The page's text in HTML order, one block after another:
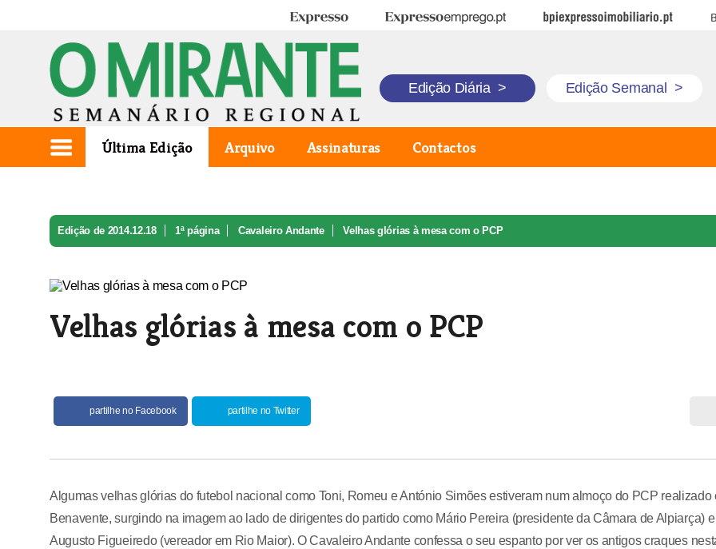
Expresso Expresso Emprego BPI Expresso Imobiliário
Edição Diária > Edição Semanal >
Última Edição Arquivo Assinaturas Contactos
Edição de 2014.12.18 1ª página Cavaleiro Andante Velhas glórias à mesa com o PCP
Velhas glórias à mesa com o PCP
partilhe no Facebook partilhe no Twitter
Algumas velhas glórias do futebol nacional como Toni, Romeu e António Simões estiveram num almoço do PCP realizado
Benavente, surgindo na imagem ao lado de dirigentes do partido como Mário Pereira (presidente da Câmara de Alpiarça) e
Augusto Figueiredo (vereador em Rio Maior). O Cavaleiro Andante confessa o seu espanto por ver os antigos craques